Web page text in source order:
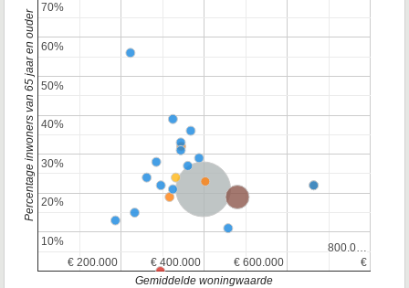
Nederland
Provincie Noord-Holland
€ 200.000
€ 200.000 € 400.000
€ 400.000 € 600.000
€ 600.000 €
€
800.0…
800.0…
10%
10%
20%
20%
30%
30%
40%
40%
50%
50%
60%
60%
70%
70%
Gemiddelde woningwaarde
Percentage inwoners van 65 jaar en ouder